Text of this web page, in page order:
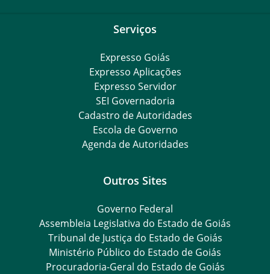
Serviços
Expresso Goiás
Expresso Aplicações
Expresso Servidor
SEI Governadoria
Cadastro de Autoridades
Escola de Governo
Agenda de Autoridades
Outros Sites
Governo Federal
Assembleia Legislativa do Estado de Goiás
Tribunal de Justiça do Estado de Goiás
Ministério Público do Estado de Goiás
Procuradoria-Geral do Estado de Goiás